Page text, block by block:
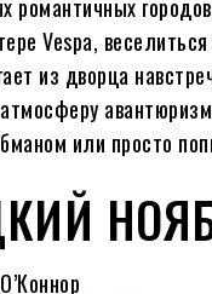
романтичных
Vespa,
из дворца
или просто